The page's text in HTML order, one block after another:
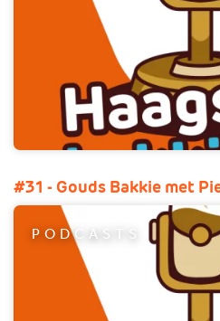
#31 - Gouds Bakkie met
PODCASTS